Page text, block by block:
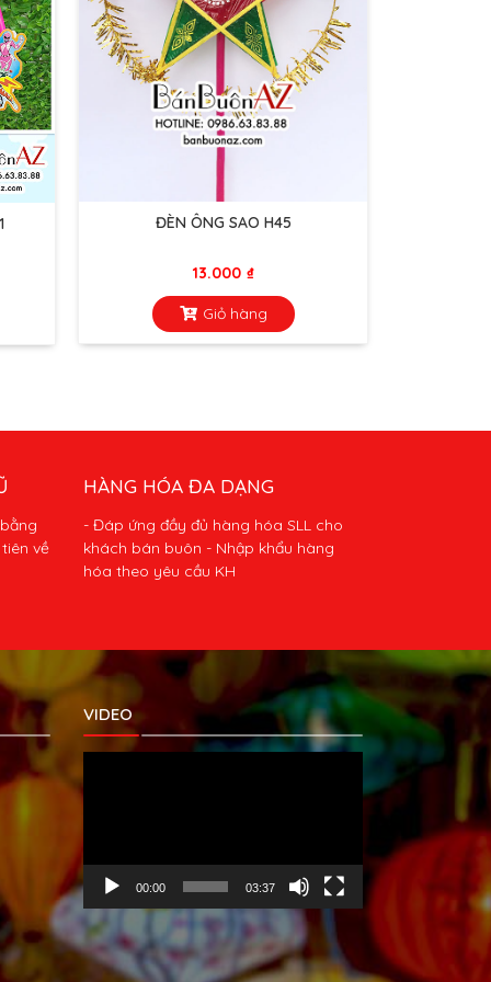
ĐÈN ÔNG SAO H45
13.000 ₫
Giỏ hàng
về
HÀNG HÓA ĐA DẠNG
- Đáp ứng đầy đủ hàng hóa SLL cho
khách bán buôn - Nhập khẩu hàng
hóa theo yêu cầu KH
VIDEO
chơi
00:00 03:37